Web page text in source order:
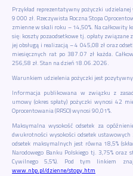
Przykład reprezentatywny pożyczki
9 000 zł. Rzeczywista Roczna Stopa
zmienne w skali roku – 14,50%. Na całkowity
się: koszty pozaodsetkowe tj. opłaty
jej obsługą i realizacją – 4 045,08 zł oraz
miesięcznych rat po 387.07 zł każda.
256,58 zł. Stan na dzień 18.06.2026.
Warunkiem udzielenia pożyczki jest
Informacja publikowana w związku z
umowy (okres spłaty) pożyczki wynosi 42
Oprocentowania (RRSO) wynosi 90,01%.
Maksymalna wysokość odsetek za
dwukrotności wysokości odsetek
odsetek maksymalnych jest równa 18,5%
Narodowego Banku Polskiego tj. 3,75% oraz
Cywilnego 5,5%). Pod tym linkiem
www.nbp.pl/dzienne/stopy.htm